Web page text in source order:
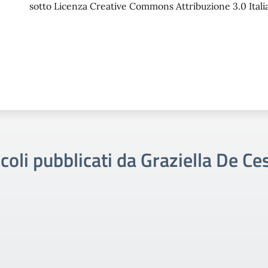
sotto Licenza Creative Commons Attribuzione 3.0
pubblicati da Graziella De